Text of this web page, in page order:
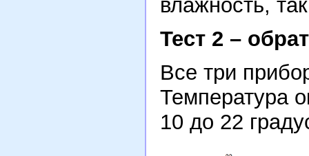
влажность,
Тест 2 –
Все три
Температура
10 до 22